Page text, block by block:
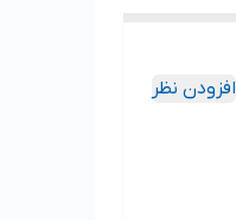
افزودن نظر